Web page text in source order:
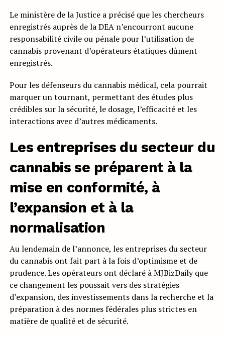
Le ministère de la Justice a précisé que les chercheurs
enregistrés auprès de la DEA n’encourront aucune
responsabilité civile ou pénale pour l’utilisation de
cannabis provenant d’opérateurs étatiques dûment
enregistrés.
Pour les défenseurs du cannabis médical, cela pourrait
marquer un tournant, permettant des études plus
crédibles sur la sécurité, le dosage, l’efficacité et les
interactions avec d’autres médicaments.
Les entreprises du secteur du
cannabis se préparent à la
mise en conformité, à
l’expansion et à la
normalisation
Au lendemain de l’annonce, les entreprises du secteur
du cannabis ont fait part à la fois d’optimisme et de
prudence. Les opérateurs ont déclaré à MJBizDaily que
ce changement les poussait vers des stratégies
d’expansion, des investissements dans la recherche et la
préparation à des normes fédérales plus strictes en
matière de qualité et de sécurité.